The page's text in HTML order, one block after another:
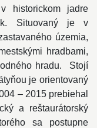
historickom jadre
Situovaný je v
územia,
hradbami,
hradu. Stojí
je orientovaný
– 2015 prebiehal
a reštaurátorský
sa postupne